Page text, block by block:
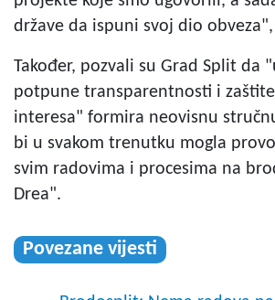
države da ispuni svoj dio
Također, pozvali su Grad Split da
potpune transparentnosti i
interesa" formira neovisnu
bi u svakom trenutku mogla
svim radovima i procesima na
Drea".
Povezane vijesti